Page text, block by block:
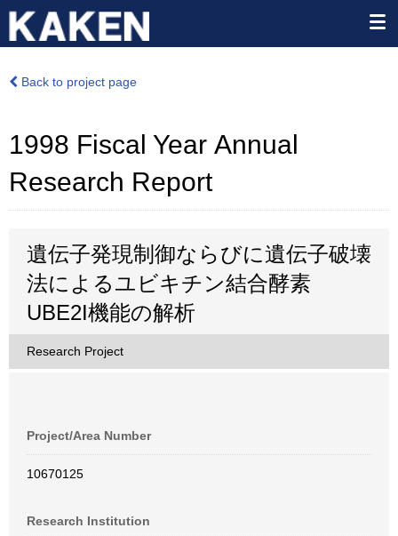
Back to project page
1998 Fiscal Year Annual
Research Report
遺伝子発現制御ならびに遺伝子破壊
法によるユビキチン結合酵素
UBE2I機能の解析
Research Project
Project/Area Number
10670125
Research Institution